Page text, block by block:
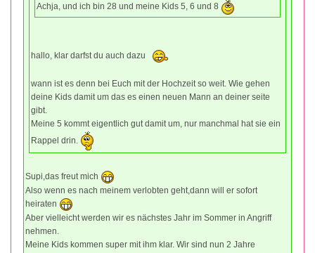
Achja, und ich bin 28 und meine Kids 5, 6 und 8
hallo, klar darfst du auch dazu
wann ist es denn bei Euch mit der Hochzeit so weit. Wie gehen
deine Kids damit um das es einen neuen Mann an deiner seite
gibt.
Meine 5 kommt eigentlich gut damit um, nur manchmal hat sie ein
Rappel drin.
Supi,das freut mich
Also wenn es nach meinem verlobten geht,dann will er sofort
heiraten
Aber vielleicht werden wir es nächstes Jahr im Sommer in Angriff
nehmen.
Meine Kids kommen super mit ihm klar. Wir sind nun 2 Jahre